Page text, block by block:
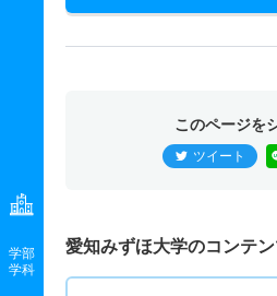
学部
学科
このページを
ツイート
愛知みずほ大学のコンテ